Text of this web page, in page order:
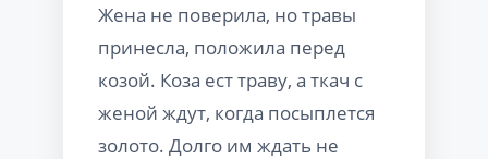
Жена не поверила, но травы
принесла, положила перед
козой. Коза ест траву, а ткач с
женой ждут, когда посыплется
золото. Долго им ждать не